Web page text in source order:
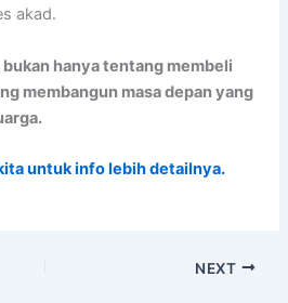
akad.
hanya tentang membeli
membangun masa depan yang
untuk info lebih detailnya.
NEXT